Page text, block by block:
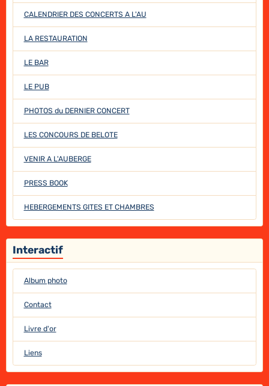
CALENDRIER DES CONCERTS A L'AU
LA RESTAURATION
LE BAR
LE PUB
PHOTOS du DERNIER CONCERT
LES CONCOURS DE BELOTE
VENIR A L'AUBERGE
PRESS BOOK
HEBERGEMENTS GITES ET CHAMBRES
Interactif
Album photo
Contact
Livre d'or
Liens